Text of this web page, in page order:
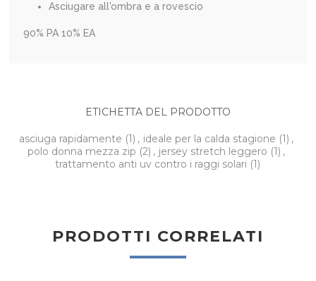
Asciugare all'ombra e a rovescio
90% PA 10% EA
ETICHETTA DEL PRODOTTO
asciuga rapidamente (1) , ideale per la calda stagione (1) ,
polo donna mezza zip (2) , jersey stretch leggero (1) ,
trattamento anti uv contro i raggi solari (1)
PRODOTTI CORRELATI